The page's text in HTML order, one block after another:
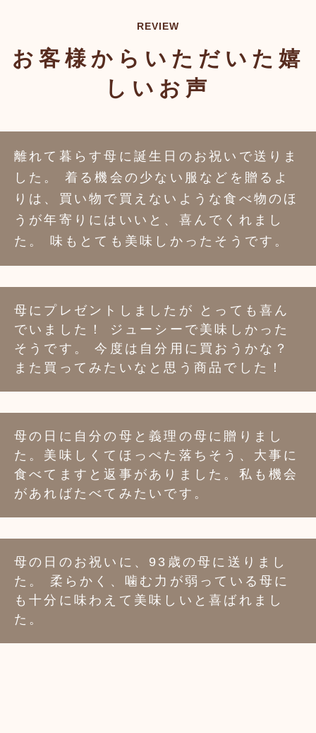
REVIEW
お客様からいただいた嬉
しいお声
離れて暮らす母に誕生日のお祝いで送りま
した。 着る機会の少ない服などを贈るよ
りは、買い物で買えないような食べ物のほ
うが年寄りにはいいと、喜んでくれまし
た。 味もとても美味しかったそうです。
母にプレゼントしましたが とっても喜ん
でいました！ ジューシーで美味しかった
そうです。 今度は自分用に買おうかな？
また買ってみたいなと思う商品でした！
母の日に自分の母と義理の母に贈りまし
た。美味しくてほっぺた落ちそう、大事に
食べてますと返事がありました。私も機会
があればたべてみたいです。
母の日のお祝いに、93歳の母に送りまし
た。 柔らかく、噛む力が弱っている母に
も十分に味わえて美味しいと喜ばれまし
た。